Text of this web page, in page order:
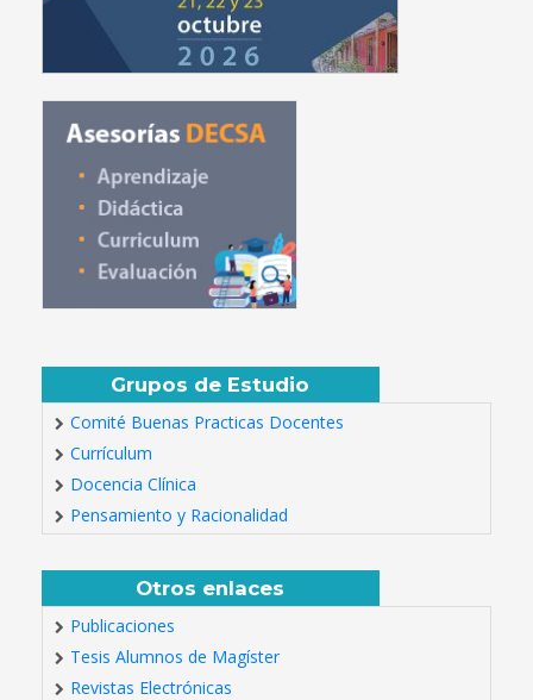
Grupos de Estudio
Comité Buenas Practicas Docentes
Currículum
Docencia Clínica
Pensamiento y Racionalidad
Otros enlaces
Publicaciones
Tesis Alumnos de Magíster
Revistas Electrónicas